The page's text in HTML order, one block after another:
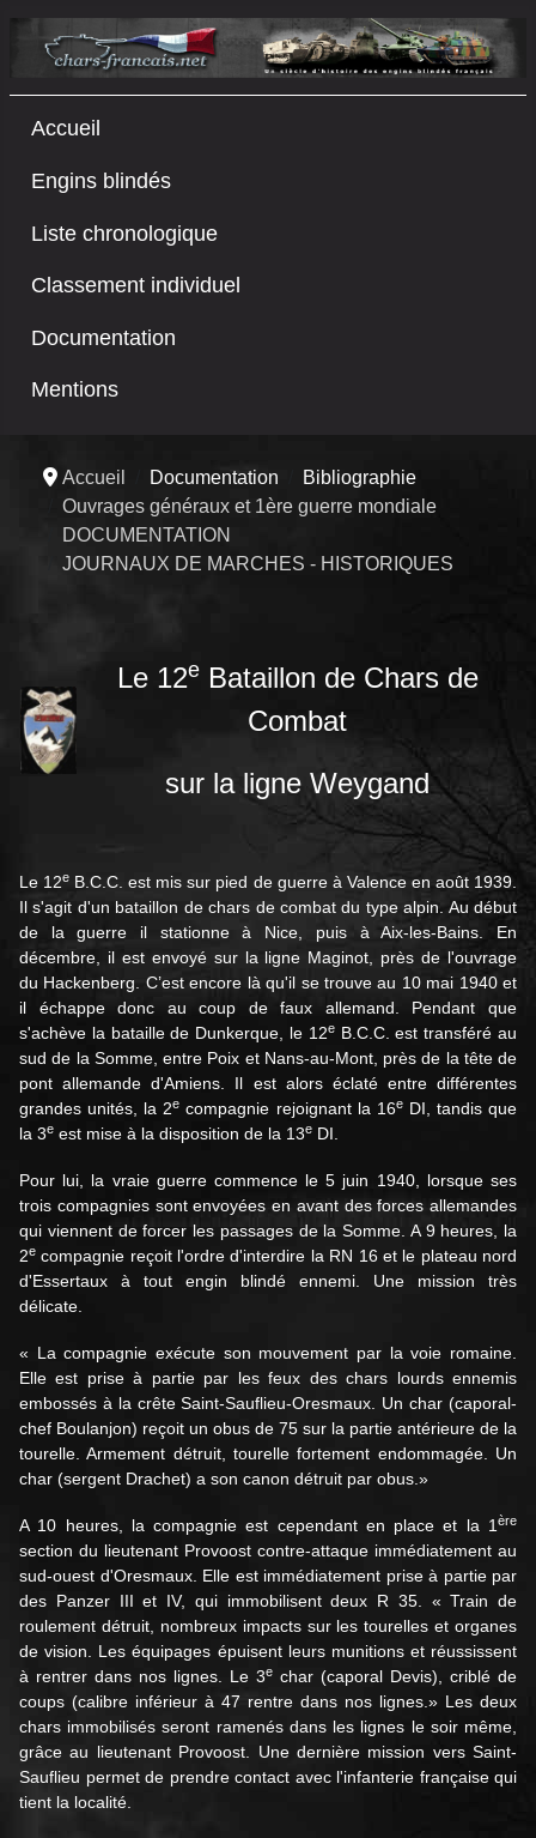
Accueil
Engins blindés
Liste chronologique
Classement individuel
Documentation
Mentions
Accueil Documentation
Bibliographie
Ouvrages généraux et 1ère guerre mondiale
DOCUMENTATION
JOURNAUX DE MARCHES - HISTORIQUES
Le 12eBataillon de Chars de
Combat
sur la ligne Weygand
Le 12e B.C.C. est mis sur pied de guerre à Valence en août 1939.
Il s'agit d'un bataillon de chars de combat du type alpin. Au début
de la guerre il stationne à Nice, puis à Aix-les-Bains. En
décembre, il est envoyé sur la ligne Maginot, près de l'ouvrage
du Hackenberg. C’est encore là qu'il se trouve au 10 mai 1940 et
il échappe donc au coup de faux allemand. Pendant que
s'achève la bataille de Dunkerque, le 12eB.C.C. est transféré au
sud de la Somme, entre Poix et Nans-au-Mont, près de la tête de
pont allemande d'Amiens. Il est alors éclaté entre différentes
grandes unités, la 2e compagnie rejoignant la 16eDI, tandis que
la 3e est mise à la disposition de la 13e DI.
Pour lui, la vraie guerre commence le 5 juin 1940, lorsque ses
trois compagnies sont envoyées en avant des forces allemandes
qui viennent de forcer les passages de la Somme. A 9 heures, la
2e compagnie reçoit l'ordre d'interdire la RN 16 et le plateau nord
d'Essertaux à tout engin blindé ennemi. Une mission très
délicate.
« La compagnie exécute son mouvement par la voie romaine.
Elle est prise à partie par les feux des chars lourds ennemis
embossés à la crête Saint-Sauflieu-Oresmaux. Un char (caporal-
chef Boulanjon) reçoit un obus de 75 sur la partie antérieure de la
tourelle. Armement détruit, tourelle fortement endommagée. Un
char (sergent Drachet) a son canon détruit par obus.»
A 10 heures, la compagnie est cependant en place et la 1 ère
section du lieutenant Provoost contre-attaque immédiatement au
sud-ouest d'Oresmaux. Elle est immédiatement prise à partie par
des Panzer III et IV, qui immobilisent deux R 35. « Train de
roulement détruit, nombreux impacts sur les tourelles et organes
de vision. Les équipages épuisent leurs munitions et réussissent
à rentrer dans nos lignes. Le 3e char (caporal Devis), criblé de
coups (calibre inférieur à 47 rentre dans nos lignes.» Les deux
chars immobilisés seront ramenés dans les lignes le soir même,
grâce au lieutenant Provoost. Une dernière mission vers Saint-
Sauflieu permet de prendre contact avec l'infanterie française qui
tient la localité.